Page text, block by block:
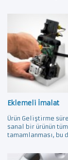
Eklemeli İmalat
Ürün Geliştirme
sanal bir ürünün
tamamlanması, bu